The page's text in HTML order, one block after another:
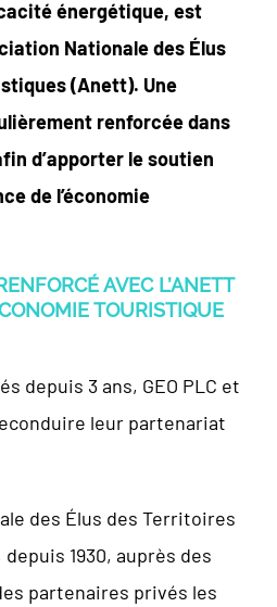
énergétique, est
Nationale des Élus
(Anett). Une
renforcée dans
d’apporter le soutien
de l’économie
AVEC L’ANETT
TOURISTIQUE
depuis 3 ans, GEO PLC et
leur partenariat
des Élus des Territoires
1930, auprès des
partenaires privés les